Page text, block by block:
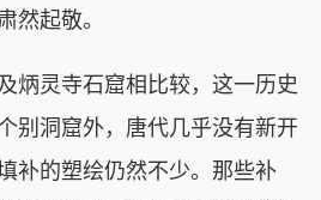
然起敬。
灵寺石窟相比较，这一历史
别洞窟外，唐代几乎没有新开
补的塑绘仍然不少。那些补